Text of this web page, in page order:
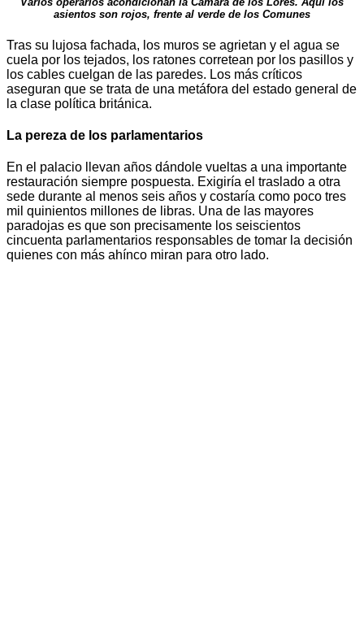
asientos son rojos, frente al verde de los Comunes
Tras su lujosa fachada, los muros se agrietan y el agua se
cuela por los tejados, los ratones corretean por los pasillos y
los cables cuelgan de las paredes. Los más críticos
aseguran que se trata de una metáfora del estado general de
la clase política británica.
La pereza de los parlamentarios
En el palacio llevan años dándole vueltas a una importante
restauración siempre pospuesta. Exigiría el traslado a otra
sede durante al menos seis años y costaría como poco tres
mil quinientos millones de libras. Una de las mayores
paradojas es que son precisamente los seiscientos
cincuenta parlamentarios responsables de tomar la decisión
quienes con más ahínco miran para otro lado.